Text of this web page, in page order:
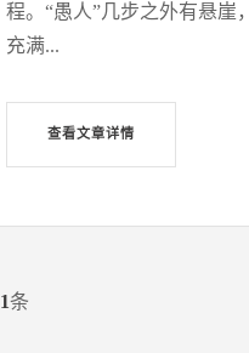
程。“愚人”几步之外有悬崖
充满...
查看文章详情
1条